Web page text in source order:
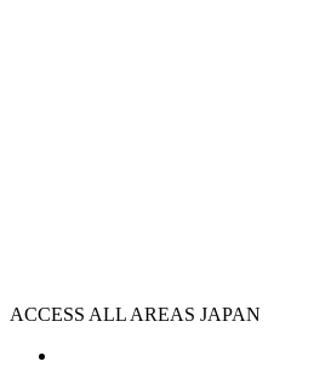
ACCESS ALL AREAS JAPAN